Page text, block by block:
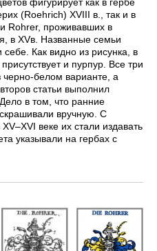
фигурирует как в гербе
(Roehrich) XVIII в., так и в
Rohrer, проживавших в
в XVв. Названные семьи
Как видно из рисунка, в
и пурпур. Все три
черно-белом варианте, а
статьи выполнил
в том, что ранние
вручную. С
веке их стали издавать
указывали на гербах с